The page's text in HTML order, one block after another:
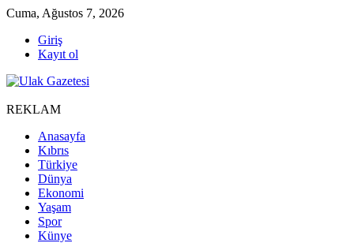
Cuma, Ağustos 7, 2026
Giriş
Kayıt ol
REKLAM
Anasayfa
Kıbrıs
Türkiye
Dünya
Ekonomi
Yaşam
Spor
Künye